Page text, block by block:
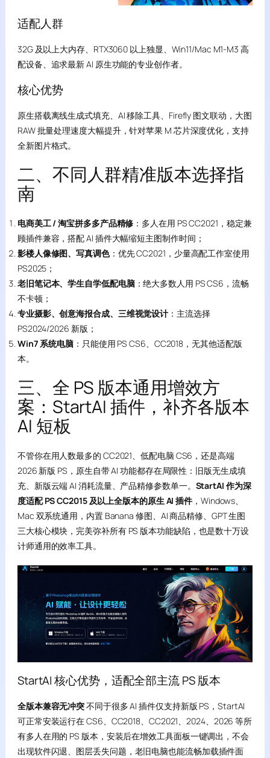
适配人群
32G 及以上大内存、RTX3060 以上独显、Win11/Mac M1-M3 高
配设备、追求最新 AI 原生功能的专业创作者。
核心优势
原生搭载离线生成式填充、AI 移除工具、Firefly 图文联动，大图
RAW 批量处理速度大幅提升，针对苹果 M 芯片深度优化，支持
全新图片格式。
二、不同人群精准版本选择指
南
电商美工 / 淘宝拼多多产品精修 ：多人在用 PS CC2021，稳定兼
顾插件兼容，搭配 AI 插件大幅缩短主图制作时间；
影楼人像修图、写真调色：优先 CC2021，少量高配工作室使用
PS2025；
老旧笔记本、学生自学低配电脑：绝大多数人用 PS CS6，流畅
不卡顿；
专业摄影、创意海报合成、三维视觉设计 ：主流选择
PS2024/2026 新版；
Win7 系统电脑 ：只能使用 PS CS6、CC2018，无其他适配版
本。
三、全 PS 版本通用增效方
案：StartAI 插件，补齐各版本
AI 短板
不管你在用人数最多的 CC2021、低配电脑 CS6，还是高端
2026 新版 PS，原生自带 AI 功能都存在局限性：旧版无生成填
充、新版云端 AI 消耗流量、产品精修参数单一。 StartAI 作为深
度适配 PS CC2015 及以上全版本的原生 AI 插件 ，Windows、
Mac 双系统通用，内置 Banana 修图、AI 商品精修、GPT 生图
三大核心模块，完美弥补所有 PS 版本功能缺陷，也是数十万设
计师通用的效率工具。
StartAI 核心优势，适配全部主流 PS 版本
全版本兼容无冲突不同于很多 AI 插件仅支持新版 PS，StartAI
可正常安装运行在 CS6、CC2018、CC2021、2024、2026 等所
有多人在用的 PS 版本，安装后在增效工具面板一键调出，不会
出现软件闪退、图层丢失问题，老旧电脑也能流畅加载插件面